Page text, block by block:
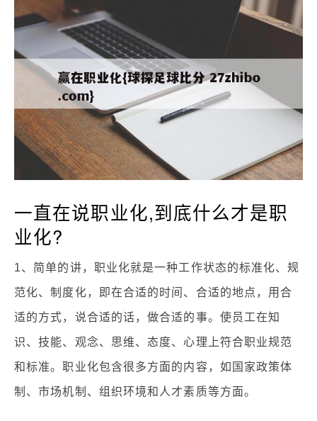
一直在说职业化,到底什么才是职
业化?
1、简单的讲，职业化就是一种工作状态的标准化、规
范化、制度化，即在合适的时间、合适的地点，用合
适的方式，说合适的话，做合适的事。使员工在知
识、技能、观念、思维、态度、心理上符合职业规范
和标准。职业化包含很多方面的内容，如国家政策体
制、市场机制、组织环境和人才素质等方面。